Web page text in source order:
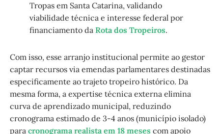
Tropas em Santa Catarina, validando
viabilidade técnica e interesse federal por
financiamento da Rota dos Tropeiros.
Com isso, esse arranjo institucional permite ao gestor
captar recursos via emendas parlamentares destinadas
especificamente ao trajeto tropeiro histórico. Da
mesma forma, a expertise técnica externa elimina
curva de aprendizado municipal, reduzindo
cronograma estimado de 3-4 anos (município isolado)
para cronograma realista em 18 meses com apoio